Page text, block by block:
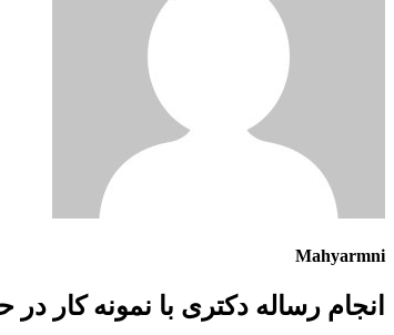
Mahyarmni
انجام رساله دکتری با نمونه کار